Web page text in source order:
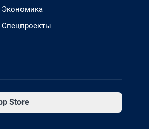
Экономика
Спецпроекты
Store